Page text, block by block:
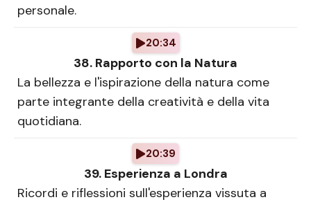
personale.
20:34
38. Rapporto con la Natura
La bellezza e l'ispirazione della natura come
parte integrante della creatività e della vita
quotidiana.
20:39
39. Esperienza a Londra
Ricordi e riflessioni sull'esperienza vissuta a